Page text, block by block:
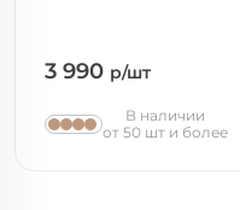
3 990 р/шт
В наличии
от 50 шт и более